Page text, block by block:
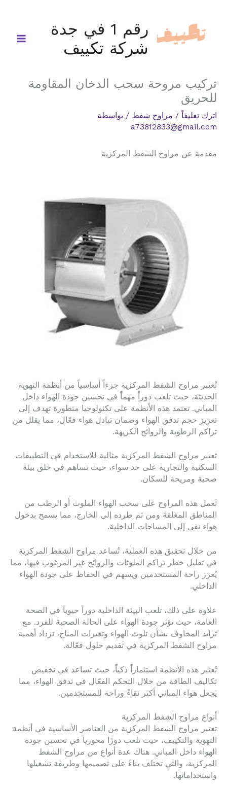
المحتوى
رقم 1 في جدة
شركة تكييف
تركيب مروحة سحب الدخان المقاومة
للحريق
اترك تعليقاً / مراوح شفط / بواسطة
a73812833@gmail.com
مقدمة عن مراوح الشفط المركزية
تُعتبر مراوح الشفط المركزية جزءاً أساسياً من أنظمة التهوية
الحديثة، حيث تلعب دوراً مهماً في تحسين جودة الهواء داخل
المباني. تعتمد هذه الأنظمة على تكنولوجيا متطورة تهدف إلى
تعزيز حجم تدفق الهواء وضمان تبادل هواء فعّال، مما يقلل من
تراكم الرطوبة والروائح الكريهة.
تعتبر مراوح الشفط المركزية مثالية للاستخدام في التطبيقات
السكنية والتجارية على حد سواء، حيث تساهم في خلق بيئة
صحية ومريحة للسكان.
تعمل هذه المراوح على سحب الهواء الملوث أو الرطب من
المناطق المغلقة ومن ثم طرده إلى الخارج، مما يسمح بدخول
هواء نقي إلى المساحات الداخلية.
من خلال تحقيق هذه العملية، تُساعد مراوح الشفط المركزية
في تقليل خطر تراكم الملوثات والروائح غير المرغوب فيها، مما
يُعزز راحة المستخدمين ويسهم في الحفاظ على جودة الهواء
الداخلي.
علاوة على ذلك، تلعب البيئة الداخلية دوراً حيوياً في الصحة
العامة، حيث تؤثر جودة الهواء على الحالة الصحية للفرد. مع
تزايد المخاوف بشأن تلوث الهواء وتغيرات المناخ، تزداد أهمية
مراوح الشفط المركزية في تقديم حلول فعّالة.
تُعتبر هذه الأنظمة استثماراً ذكياً، حيث تساعد في تخفيض
تكاليف الطاقة من خلال التحكم الفعّال في تدفق الهواء، مما
يجعل هواء المباني أكثر نقاءً وراحة للمستخدمين.
أنواع مراوح الشفط المركزية
تعتبر مراوح الشفط المركزية من العناصر الأساسية في أنظمة
التهوية والتكييف، حيث تلعب دورًا محورياً في تحسين جودة
الهواء داخل المباني. هناك عدة أنواع من مراوح الشفط
المركزية، والتي تختلف بناءً على تصميمها وطريقة تشغيلها
واستخداماتها.